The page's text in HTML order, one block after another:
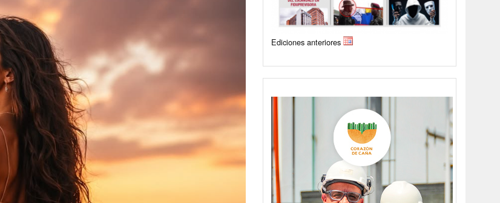
Ediciones anteriores